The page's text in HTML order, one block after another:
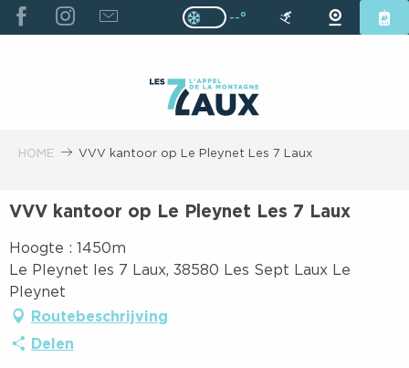
ALLER
AU
Page D’accueil Actuelle Hiver :
Page D’accueil Actuelle
--°
HOME VVV kantoor op Le Pleynet Les 7 Laux
VVV kantoor op Le Pleynet Les 7 Laux
Hoogte : 1450m
Le Pleynet les 7 Laux, 38580 Les Sept Laux Le
Pleynet
Routebeschrijving
Delen